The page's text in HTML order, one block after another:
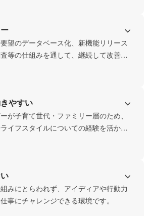
望のデータベース化、新機能リリース
等の仕組みを通して、継続して改善プ
やすい
が子育て世代・ファミリー層のため、
イフスタイルについての経験を活かし
みにとらわれず、アイディアや行動力
事にチャレンジできる環境です。